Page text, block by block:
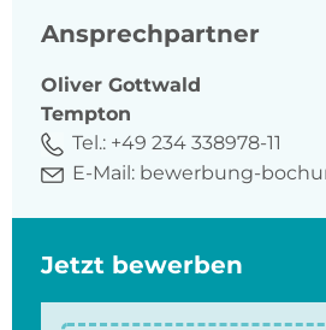
Ansprechpartner
Oliver Gottwald
Tempton
Tel.: +49 234 338978-11
E-Mail: bewerbung-
Jetzt bewerben